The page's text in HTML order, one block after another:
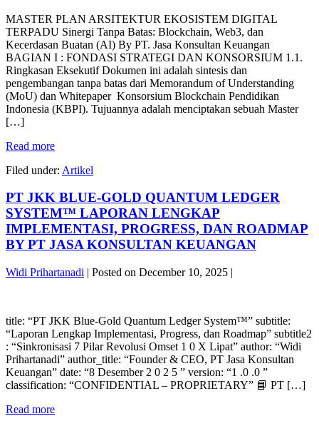
Keilahian
By
PT
Jasa
Konsultan
Keuangan
ARSITEKTUR
EKOSISTEM
DIGITAL
TERPADU
Sinergi
Tanpa
Batas:
Blockchain,
Web3
dan
Buatan
By
PT
Jasa
Konsultan
Keuangan
MASTER PLAN ARSITEKTUR EKOSISTEM DIGITAL
TERPADU Sinergi Tanpa Batas: Blockchain, Web3, dan
Kecerdasan Buatan (AI) By PT. Jasa Konsultan Keuangan
BAGIAN I : FONDASI STRATEGI DAN KONSORSIUM 1.1.
Ringkasan Eksekutif Dokumen ini adalah sintesis dan
pengembangan tanpa batas dari Memorandum of Understanding
(MoU) dan Whitepaper Konsorsium Blockchain Pendidikan
Indonesia (KBPI). Tujuannya adalah menciptakan sebuah Master
[…]
Read moreMASTER
ARSITEKTUR
DIGITAL
TERPADU
Sinergi
Tanpa
Batas:
Web3
Buatan
(AI)
By
PT
Jasa
Konsultan
Filed under: Artikel
PT JKK BLUE-GOLD QUANTUM LEDGER
SYSTEM™ LAPORAN LENGKAP
IMPLEMENTASI, PROGRESS, DAN ROADMAP
BY PT JASA KONSULTAN KEUANGAN
Widi Prihartanadi | Posted on December 10, 2025 |
BLUE-
GOLD
QUANTUM
LEDGER
SYSTEM™
LAPORAN
IMPLEMENTASI,
title: “PT JKK Blue-Gold Quantum Ledger System™” subtitle:
“Laporan Lengkap Implementasi, Progress, dan Roadmap” subtitle2
: “Sinkronisasi 7 Pilar Revolusi Omset 1 0 X Lipat” author: “Widi
Prihartanadi” author_title: “Founder & CEO, PT Jasa Konsultan
Keuangan” date: “8 Desember 2 0 2 5 ” version: “1 .0 .0 ”
classification: “CONFIDENTIAL – PROPRIETARY” 📘 PT […]
Read morePT